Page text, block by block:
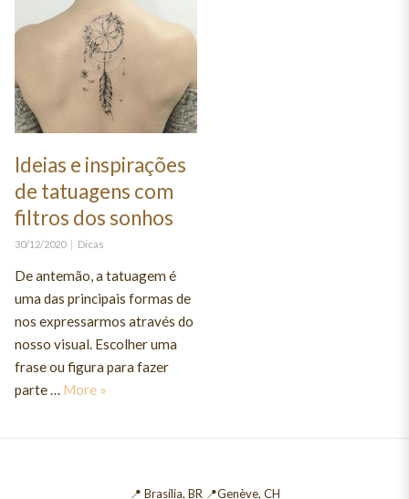
Ideias e inspirações
de tatuagens com
filtros dos sonhos
Posted
30/12/2020 Categories
Dicas
De antemão, a tatuagem é
uma das principais formas de
nos expressarmos através do
nosso visual. Escolher uma
frase ou figura para fazer
parte … More Ideias e inspirações de tatuagens com filtros dos
»
📍 Brasília, BR 📍Genève, CH